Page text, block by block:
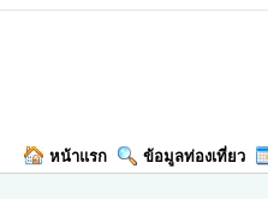
หน้าแรก ข้อมูลท่องเที่ยว